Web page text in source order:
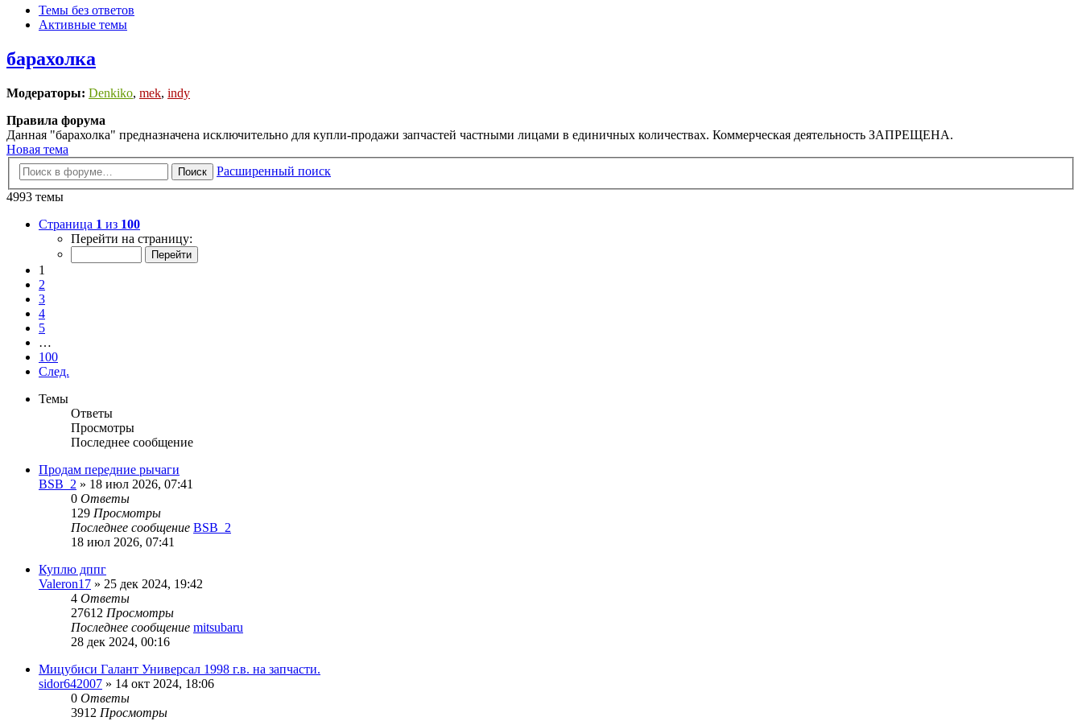
Темы без ответов
Активные темы
барахолка
Модераторы: Denkiko, mek, indy
Правила форума
Данная "барахолка" предназначена исключительно для купли-продажи запчастей частными лицами в единичных количествах. Коммерческая деятельность ЗАПРЕЩЕНА.
Новая тема
Поиск
Расширенный поиск
4993 темы
Страница 1 из 100
Перейти на страницу:
1
2
3
4
5
…
100
След.
Темы
Ответы
Просмотры
Последнее сообщение
Продам передние рычаги
BSB_2 » 18 июл 2026, 07:41
0 Ответы
129 Просмотры
Последнее сообщение BSB_2
18 июл 2026, 07:41
Куплю дппг
Valeron17 » 25 дек 2024, 19:42
4 Ответы
27612 Просмотры
Последнее сообщение mitsubaru
28 дек 2024, 00:16
Мицубиси Галант Универсал 1998 г.в. на запчасти.
sidor642007 » 14 окт 2024, 18:06
0 Ответы
3912 Просмотры